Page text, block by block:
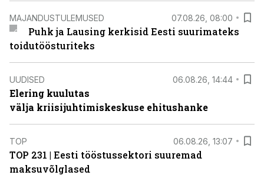
MAJANDUSTULEMUSED 07.08.26, 08:00
Puhk ja Lausing kerkisid Eesti suurimateks
toidutöösturiteks
UUDISED 06.08.26, 14:44
Elering kuulutas
välja kriisijuhtimiskeskuse ehitushanke
TOP 06.08.26, 13:07
TOP 231 | Eesti tööstussektori suuremad
maksuvõlglased